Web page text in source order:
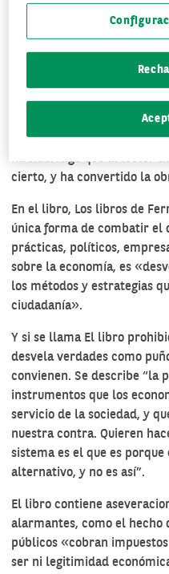
Una auténtica declaración
propio autor cuando habla
toda la verdad y nada más
manipulan o engañan les
en qué hemos convertido a
ha sido. Algo que al lector
cierto, y ha convertido la
En el libro, Los libros de
única forma de combatir el
prácticas, políticos,
sobre la economía, es
los métodos y estrategias
ciudadanía».
Y si se llama El libro
desvela verdades como
convienen. Se describe “la
instrumentos que los
servicio de la sociedad, y
nuestra contra. Quieren
sistema es el que es
alternativo, y no es así”.
El libro contiene
alarmantes, como el hecho
públicos «cobran
ser ni legitimidad